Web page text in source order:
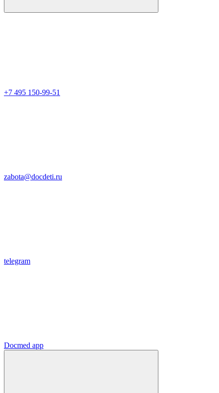
+7 495 150-99-51
zabota@docdeti.ru
telegram
Docmed app